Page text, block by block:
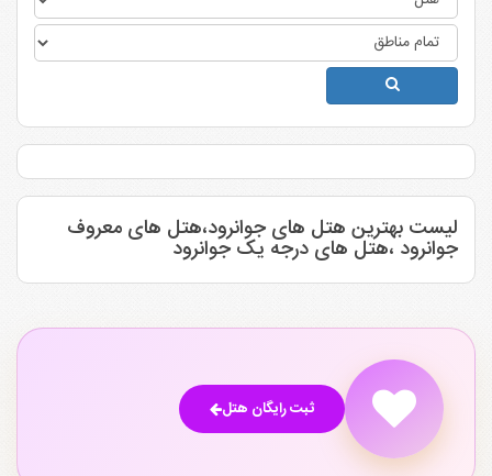
لیست بهترین هتل های جوانرود،هتل های معروف
جوانرود ،هتل های درجه یک جوانرود
ثبت رایگان هتل